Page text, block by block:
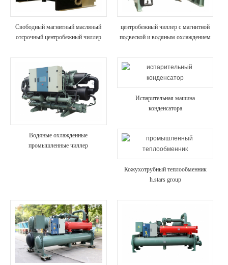
Свободный магнитный масляный
отсрочный центробежный чиллер
центробежный чиллер с магнитной
подвеской и водяным охлаждением
Водяные охлажденные
промышленные чиллер
Испарительная машина
конденсатора
Кожухотрубный теплообменник
h.stars group